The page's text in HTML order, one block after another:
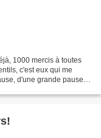
1000 mercis à toutes
c'est eux qui me
d'une grande pause.